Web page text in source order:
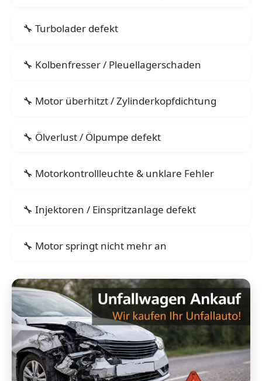
Turbolader defekt
Kolbenfresser / Pleuellagerschaden
Motor überhitzt / Zylinderkopfdichtung
Ölverlust / Ölpumpe defekt
Motorkontrollleuchte & unklare Fehler
Injektoren / Einspritzanlage defekt
Motor springt nicht mehr an